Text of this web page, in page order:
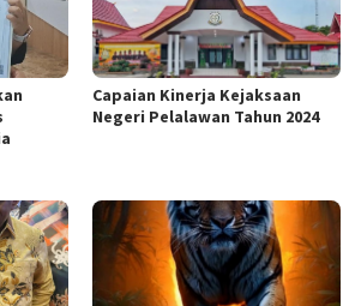
Capaian Kinerja Kejaksaan
Negeri Pelalawan Tahun 2024